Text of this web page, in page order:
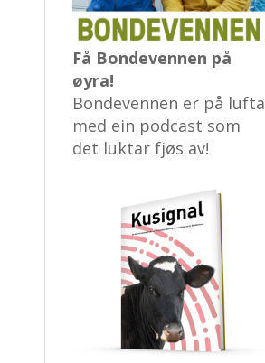
Få Bondevennen på
øyra!
Bondevennen er på lufta
med ein podcast som
det luktar fjøs av!